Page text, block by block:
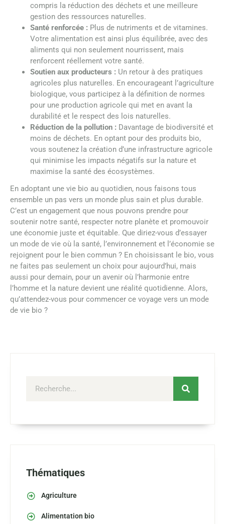
compris la réduction des déchets et une meilleure
gestion des ressources naturelles.
Santé renforcée : Plus de nutriments et de vitamines.
Votre alimentation est ainsi plus équilibrée, avec des
aliments qui non seulement nourrissent, mais
renforcent réellement votre santé.
Soutien aux producteurs : Un retour à des pratiques
agricoles plus naturelles. En encourageant l’agriculture
biologique, vous participez à la définition de normes
pour une production agricole qui met en avant la
durabilité et le respect des lois naturelles.
Réduction de la pollution : Davantage de biodiversité et
moins de déchets. En optant pour des produits bio,
vous soutenez la création d’une infrastructure agricole
qui minimise les impacts négatifs sur la nature et
maximise la santé des écosystèmes.
En adoptant une vie bio au quotidien, nous faisons tous
ensemble un pas vers un monde plus sain et plus durable.
C’est un engagement que nous pouvons prendre pour
soutenir notre santé, respecter notre planète et promouvoir
une économie juste et équitable. Que diriez-vous d’essayer
un mode de vie où la santé, l’environnement et l’économie se
rejoignent pour le bien commun ? En choisissant le bio, vous
ne faites pas seulement un choix pour aujourd’hui, mais
aussi pour demain, pour un avenir où l’harmonie entre
l’homme et la nature devient une réalité quotidienne. Alors,
qu’attendez-vous pour commencer ce voyage vers un mode
de vie bio ?
Thématiques
Agriculture
Alimentation bio